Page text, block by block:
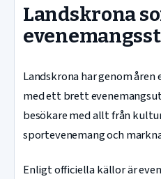
Landskrona
Landskrona har genom
med ett brett
besökare med allt från
sportevenemang och
Enligt officiella källor är